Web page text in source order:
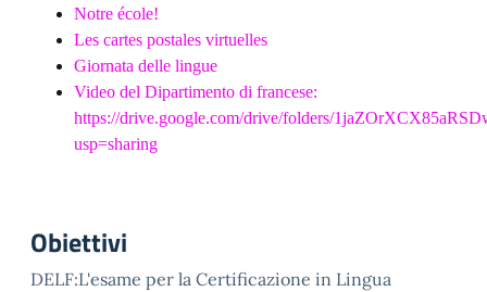
Notre école!
Les cartes postales virtuelles
Giornata delle lingue
Video del Dipartimento di francese:
https://drive.google.com/drive/folders/
usp=sharing
Obiettivi
DELF:L'esame per la Certificazione in Lingua